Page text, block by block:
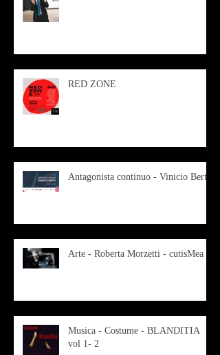
RED ZONE
Antagonista continuo - Vinicio Berti
Arte - Roberta Morzetti - cutisMea
Musica - Costume - BLANDITIA
vol 1- 2